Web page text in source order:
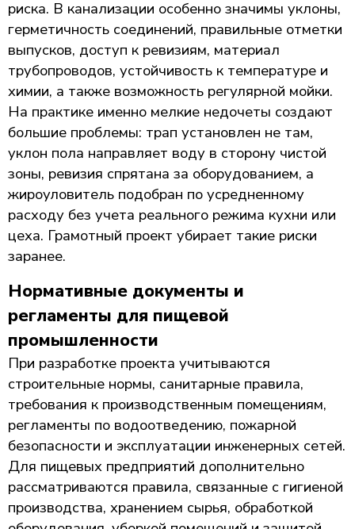
риска. В канализации особенно значимы уклоны,
герметичность соединений, правильные отметки
выпусков, доступ к ревизиям, материал
трубопроводов, устойчивость к температуре и
химии, а также возможность регулярной мойки.
На практике именно мелкие недочеты создают
большие проблемы: трап установлен не там,
уклон пола направляет воду в сторону чистой
зоны, ревизия спрятана за оборудованием, а
жироуловитель подобран по усредненному
расходу без учета реального режима кухни или
цеха. Грамотный проект убирает такие риски
заранее.
Нормативные документы и
регламенты для пищевой
промышленности
При разработке проекта учитываются
строительные нормы, санитарные правила,
требования к производственным помещениям,
регламенты по водоотведению, пожарной
безопасности и эксплуатации инженерных сетей.
Для пищевых предприятий дополнительно
рассматриваются правила, связанные с гигиеной
производства, хранением сырья, обработкой